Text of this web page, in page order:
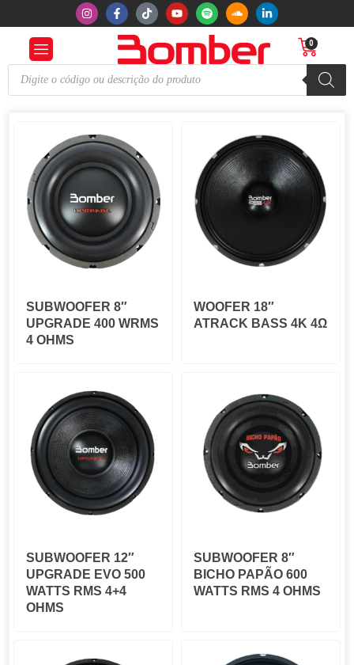
0
SUBWOOFER 8″
UPGRADE 400 WRMS
4 OHMS
WOOFER 18″
ATRACK BASS 4K 4Ω
SUBWOOFER 12″
UPGRADE EVO 500
WATTS RMS 4+4
OHMS
SUBWOOFER 8″
BICHO PAPÃO 600
WATTS RMS 4 OHMS